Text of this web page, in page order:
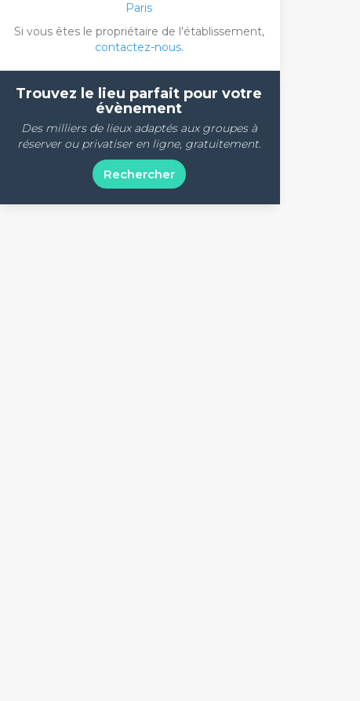
Paris
Si vous êtes le propriétaire de l'établissement,
contactez-nous.
Trouvez le lieu parfait pour votre
évènement
Des milliers de lieux adaptés aux groupes à
réserver ou privatiser en ligne, gratuitement.
Rechercher